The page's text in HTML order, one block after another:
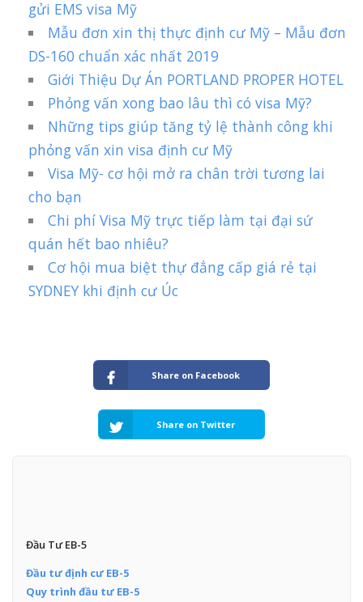
gửi EMS visa Mỹ
Mẫu đơn xin thị thực định cư Mỹ – Mẫu đơn
DS-160 chuẩn xác nhất 2019
Giới Thiệu Dự Án PORTLAND PROPER HOTEL
Phỏng vấn xong bao lâu thì có visa Mỹ?
Những tips giúp tăng tỷ lệ thành công khi
phỏng vấn xin visa định cư Mỹ
Visa Mỹ- cơ hội mở ra chân trời tương lai
cho bạn
Chi phí Visa Mỹ trực tiếp làm tại đại sứ
quán hết bao nhiêu?
Cơ hội mua biệt thự đẳng cấp giá rẻ tại
SYDNEY khi định cư Úc
Share on Facebook
Share on Twitter
Đầu Tư EB-5
Đầu tư định cư EB-5
Quy trình đầu tư EB-5